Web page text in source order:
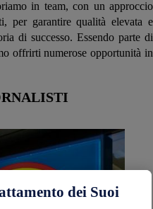
in team, con un approccio
per garantire qualità elevata e
di successo. Essendo parte di
offrirti numerose opportunità in
dei Suoi